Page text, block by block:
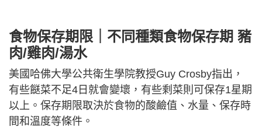
食物保存期限｜不同種類食物保存期 豬
肉/雞肉/湯水
美國哈佛大學公共衛生學院教授Guy Crosby指出，
有些餸菜不足4日就會變壞，有些剩菜則可保存1星期
以上。保存期限取決於食物的酸鹼值、水量、保存時
間和溫度等條件。